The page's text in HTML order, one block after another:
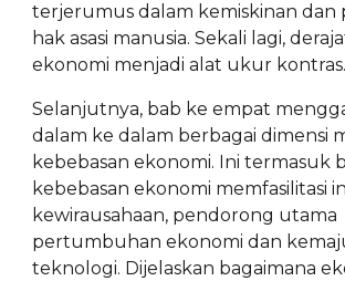
terjerumus dalam kemiskinan dan
hak asasi manusia. Sekali lagi,
ekonomi menjadi alat ukur kontras.
Selanjutnya, bab ke empat
dalam ke dalam berbagai dimensi
kebebasan ekonomi. Ini termasuk
kebebasan ekonomi memfasilitasi
kewirausahaan, pendorong utama
pertumbuhan ekonomi dan
teknologi. Dijelaskan bagaimana